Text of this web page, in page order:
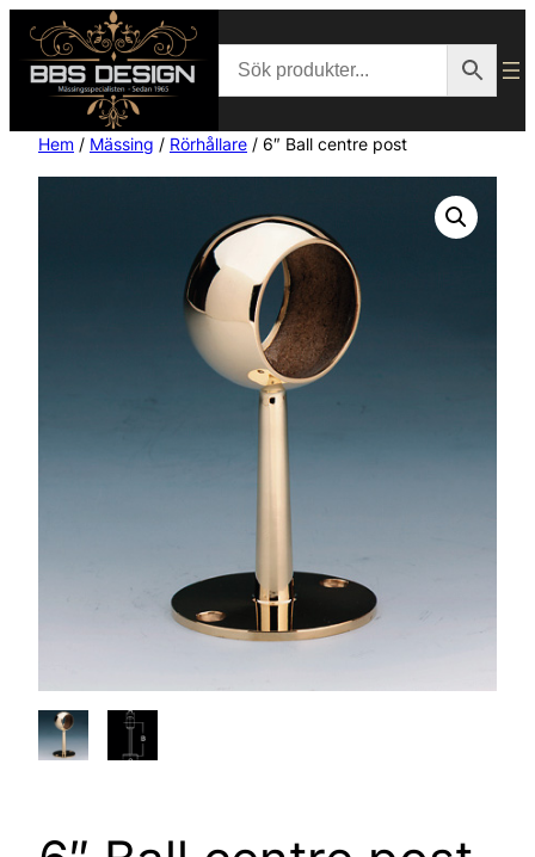
Hem / Mässing / Rörhållare / 6″ Ball centre post